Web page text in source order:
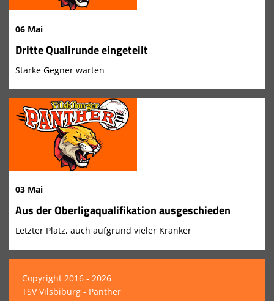
06 Mai
Dritte Qualirunde eingeteilt
Starke Gegner warten
03 Mai
Aus der Oberligaqualifikation ausgeschieden
Letzter Platz, auch aufgrund vieler Kranker
Copyright 2016 - 2026
TSV Vilsbiburg - Panther